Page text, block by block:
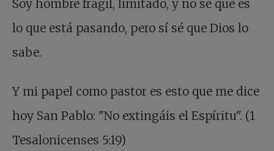
Soy hombre frágil, limitado, y no sé qué es
lo que está pasando, pero sí sé que Dios lo
sabe.
Y mi papel como pastor es esto que me dice
hoy San Pablo: "No extingáis el Espíritu". (1
Tesalonicenses 5:19)